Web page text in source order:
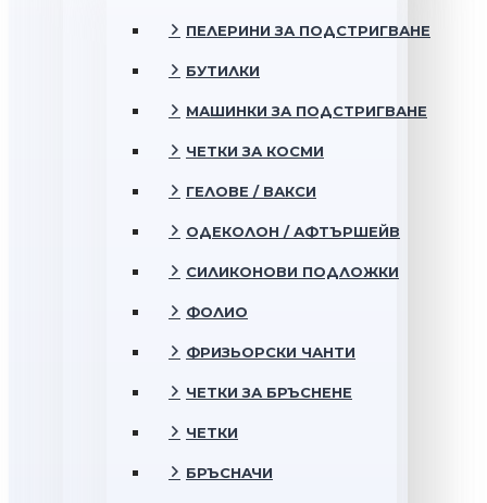
ПЕЛЕРИНИ ЗА ПОДСТРИГВАНЕ
БУТИЛКИ
МАШИНКИ ЗА ПОДСТРИГВАНЕ
ЧЕТКИ ЗА КОСМИ
ГЕЛОВЕ / ВАКСИ
ОДЕКОЛОН / АФТЪРШЕЙВ
СИЛИКОНОВИ ПОДЛОЖКИ
ФОЛИО
ФРИЗЬОРСКИ ЧАНТИ
ЧЕТКИ ЗА БРЪСНЕНЕ
ЧЕТКИ
БРЪСНАЧИ